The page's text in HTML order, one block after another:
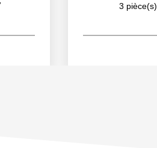
3 pièce(s)